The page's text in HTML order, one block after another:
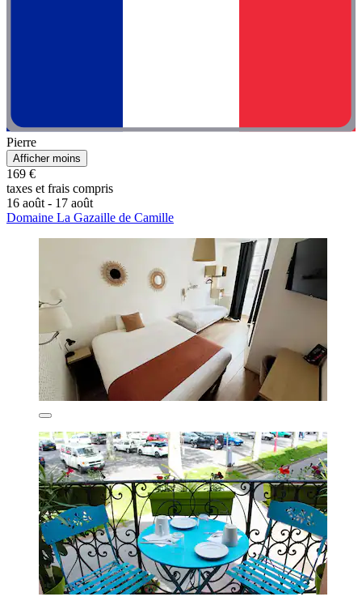
Pierre
Afficher moins
169 €
taxes et frais compris
16 août - 17 août
Domaine La Gazaille de Camille